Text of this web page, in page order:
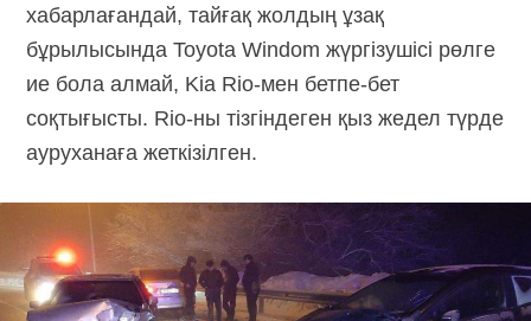
хабарлағандай, тайғақ жолдың ұзақ
бұрылысында Toyota Windom жүргізушісі рөлге
ие бола алмай, Kia Rio-мен бетпе-бет
соқтығысты. Rio-ны тізгіндеген қыз жедел түрде
ауруханаға жеткізілген.